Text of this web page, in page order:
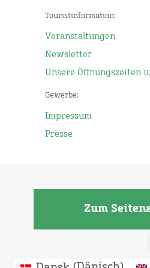
Touristinformation:
Veranstaltungen
Newsletter
Unsere Öffnungszeiten
Gewerbe:
Impressum
Presse
Zum